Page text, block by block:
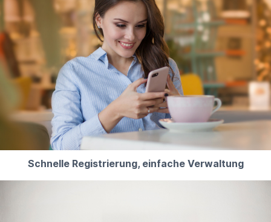
Schnelle Registrierung, einfache Verwaltung